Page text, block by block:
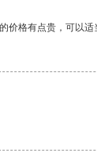
价格有点贵，可以适